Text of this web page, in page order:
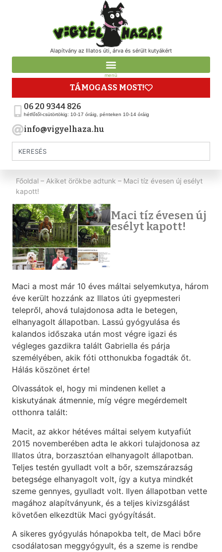
Alapítvány az Illatos úti, árva és sérült kutyákért
menü
TÁMOGASS MOST!
06 20 9344 826
hétfőtől-csütörtökig: 10-17 óráig, pénteken 10-14 óráig
info@vigyelhaza.hu
Főoldal – Akiket örökbe adtunk – Maci tíz évesen új esélyt
kapott!
Maci tíz évesen új
esélyt kapott!
Maci a most már 10 éves máltai selyemkutya, három
éve került hozzánk az Illatos úti gyepmesteri
telepről, ahová tulajdonosa adta le betegen,
elhanyagolt állapotban. Lassú gyógyulása és
kalandos időszaka után most végre igazi és
végleges gazdikra talált Gabriella és párja
személyében, akik fóti otthonukba fogadták őt.
Hálás köszönet érte!
Olvassátok el, hogy mi mindenen kellet a
kiskutyának átmennie, míg végre megérdemelt
otthonra talált:
Macit, az akkor hétéves máltai selyem kutyafiút
2015 novemberében adta le akkori tulajdonosa az
Illatos útra, borzasztóan elhanyagolt állapotban.
Teljes testén gyulladt volt a bőr, szemszárazság
betegsége elhanyagolt volt, így a kutya mindkét
szeme gennyes, gyulladt volt. Ilyen állapotban vette
magához alapítványunk, és a teljes kivizsgálást
követően elkezdtük Maci gyógyítását.
A sikeres gyógyulás hónapokba telt, de Maci bőre
csodálatosan meggyógyult, és a szeme is rendbe